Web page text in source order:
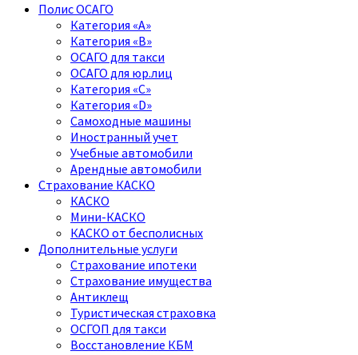
Полис ОСАГО
Категория «A»
Категория «B»
ОСАГО для такси
ОСАГО для юр.лиц
Категория «C»
Категория «D»
Самоходные машины
Иностранный учет
Учебные автомобили
Арендные автомобили
Страхование КАСКО
КАСКО
Мини-КАСКО
КАСКО от бесполисных
Дополнительные услуги
Страхование ипотеки
Страхование имущества
Антиклещ
Туристическая страховка
ОСГОП для такси
Восстановление КБМ